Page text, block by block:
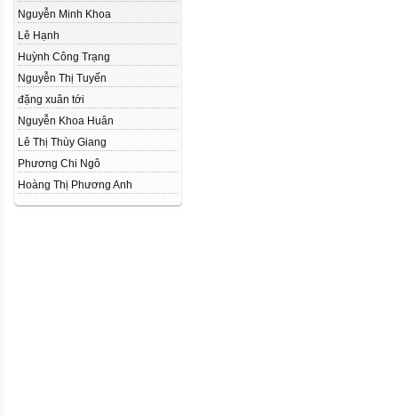
Nguyễn Minh Khoa
Lê Hạnh
Huỳnh Công Trạng
Nguyễn Thị Tuyến
đặng xuân tới
Nguyễn Khoa Huân
Lê Thị Thùy Giang
Phương Chi Ngô
Hoàng Thị Phương Anh